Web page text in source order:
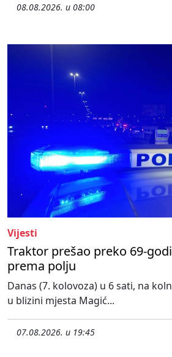
08.08.2026. u 08:00
Vijesti
Traktor prešao preko 69-
prema polju
Danas (7. kolovoza) u 6 sati, na
u blizini mjesta Magić...
07.08.2026. u 19:45